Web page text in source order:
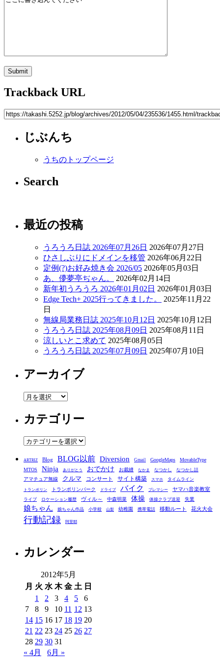
Trackback URL
じぶんち
うちのトップページ
Search
最近の投稿
うろうろ日誌 2026年07月26日 2026年07月27日
ひさしぶりにドメインを移管 2026年06月22日
定例(?)お好み焼き会 2026/05 2026年05月03日
あ、儚夢亭ぢゃん。
2026年02月14日
新年初うろうろ 2026年01月02日 2026年01月03日
Edge Tech+ 2025行ってきました。
2025年11月22
日
無線局業務日誌 2025年10月12日 2025年10月12日
うろうろ日誌 2025年08月09日 2025年08月11日
涼しいとこ求めて 2025年08月05日
うろうろ日誌 2025年07月09日 2025年07月10日
アーカイブ
ア
カ
イ
ブ
カテゴリー
カ
ゴ
リ
ー
ARTRIZ Blog BLOG以前 Diversion Gmail GoogleMaps
MovableType
MTOS
Ninja ありがとう おでかけ お裁縫 なかま なつかし なつかし話
アマチュア無線 クルマ コンサート サイト構築 スマホ タイムライン
トランポリン トランポリンパーク ドライブ バイク プレマシー ヤマハ音楽教室
ライブ ロケーション履歴 ヴィル～ 中森明菜 体操 体操クラブ送迎 失業
娘ちゃん 娘ちゃん作品 小学校 山梨 幼稚園 携帯電話 移動ルート 花火大会
行動記録 阿里耶
カレンダー
2012年5月
月 火 水 木 金 土 日
1
2 3 4 5
6
7
8 9 10 11 12 13
14 15 16 17 18 19 20
21 22 23 24 25 26 27
28 29 30 31
« 4月
6月 »